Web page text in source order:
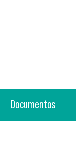
Documentos